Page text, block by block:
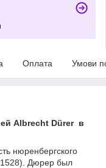
Оплата Умови
Albrecht Dürer в
нюренбергского
Дюрер был